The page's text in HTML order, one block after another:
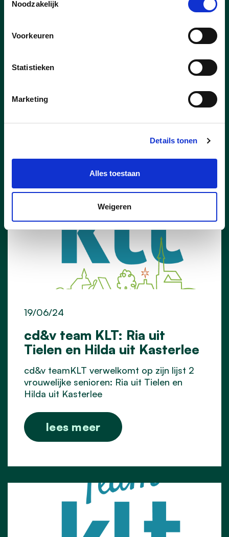
Noodzakelijk
Voorkeuren
Statistieken
Marketing
Details tonen
Alles toestaan
Weigeren
ik gezondheid voor iedereen, heel
sterk in op preventie,” zegt ze. “Dit werk
prioriteit heeft voor mij.”
lees meer
cd&v team KLT: Ria uit
Tielen en Hilda uit Kasterlee
19/06/24
cd&v teamKLT verwelkomt op zijn lijst 2
vrouwelijke senioren: Ria uit Tielen en
Hilda uit Kasterlee
lees meer